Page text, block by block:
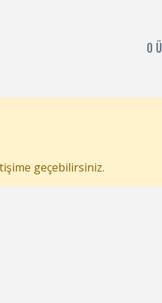
0
geçebilirsiniz.